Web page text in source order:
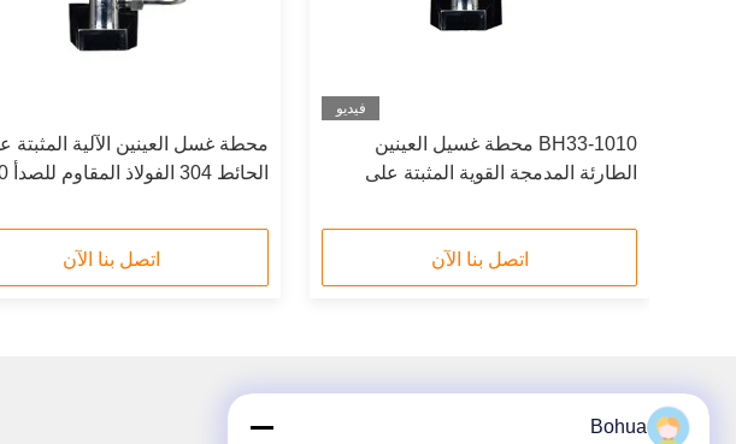
فيديو
BH33-1010 محطة غسيل العينين
الطارئة المدمجة القوية المثبتة على
اتصل بنا الآن
محطة غسل العينين الآلية المثبتة
اتصل بنا الآن
Bohua